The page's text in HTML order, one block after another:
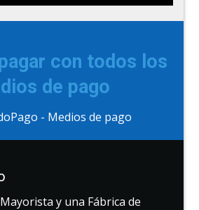
con todos los
de pago
y una Fábrica de